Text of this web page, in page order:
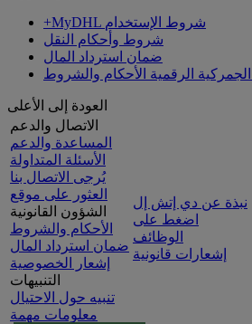
+MyDHL شروط الإستخدام
شروط وأحكام النقل
ضمان استرداد المال
الجمركية الرقمية الأحكام والشروط
العودة إلى الأعلى
المساعدة والدعم
الأسئلة المتداولة
يُرجى الاتصال بنا
العثور على موقع
الشؤون القانونية
الأحكام والشروط
ضمان استرداد المال
إشعار الخصوصية
التنبيهات
تنبيه حول الاحتيال
معلومات مهمة
نبذة عن دي إتش إل
اضغط على
الوظائف
إشعارات قانونية